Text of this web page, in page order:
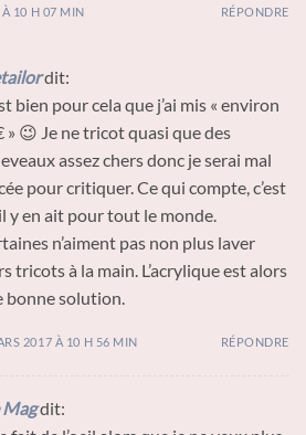
10 H 07 MIN RÉPONDRE
dit:
bien pour cela que j’ai mis « environ
» 😉 Je ne tricot quasi que des
assez chers donc je serai mal
pour critiquer. Ce qui compte, c’est
y en ait pour tout le monde.
n’aiment pas non plus laver
tricots à la main. L’acrylique est alors
bonne solution.
2017 À 10 H 56 MIN RÉPONDRE
Magdit: